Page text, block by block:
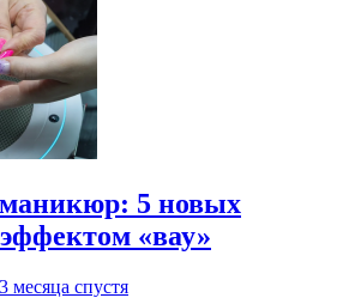
5 новых
«вау»
3 месяца спустя